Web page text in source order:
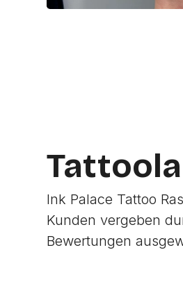
Ink Palace Tattoo
Kunden vergeben
Bewertungen